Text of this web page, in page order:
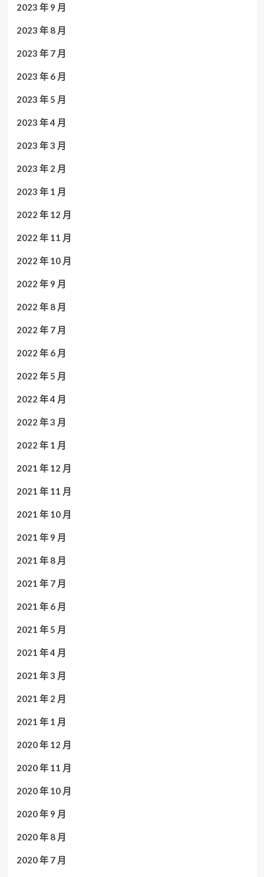
2023 年 9 月
2023 年 8 月
2023 年 7 月
2023 年 6 月
2023 年 5 月
2023 年 4 月
2023 年 3 月
2023 年 2 月
2023 年 1 月
2022 年 12 月
2022 年 11 月
2022 年 10 月
2022 年 9 月
2022 年 8 月
2022 年 7 月
2022 年 6 月
2022 年 5 月
2022 年 4 月
2022 年 3 月
2022 年 1 月
2021 年 12 月
2021 年 11 月
2021 年 10 月
2021 年 9 月
2021 年 8 月
2021 年 7 月
2021 年 6 月
2021 年 5 月
2021 年 4 月
2021 年 3 月
2021 年 2 月
2021 年 1 月
2020 年 12 月
2020 年 11 月
2020 年 10 月
2020 年 9 月
2020 年 8 月
2020 年 7 月